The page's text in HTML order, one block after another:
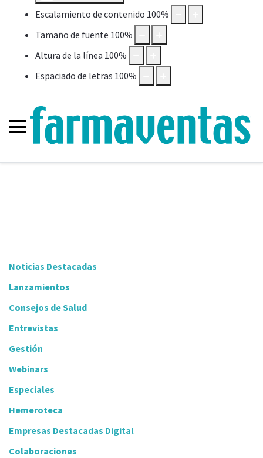
Escalamiento de contenido 100%
Tamaño de fuente 100%
Altura de la línea 100%
Espaciado de letras 100%
Noticias Destacadas
Lanzamientos
Consejos de Salud
Entrevistas
Gestión
Webinars
Especiales
Hemeroteca
Empresas Destacadas Digital
Colaboraciones